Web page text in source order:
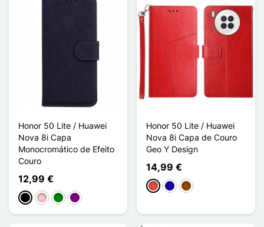
Honor 50 Lite / Huawei
Nova 8i Capa
Monocromático de Efeito
Couro
12,99 €
PretoRosaVerdePúrpura
Honor 50 Lite / Huawei
Nova 8i Capa de Couro
Geo Y Design
14,99 €
VermelhoAzul Escuro
Castanho